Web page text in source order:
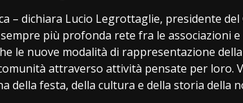
– dichiara Lucio Legrottaglie, presidente
più profonda rete fra le associazioni e
le nuove modalità di rappresentazione
attraverso attività pensate per loro.
della festa, della cultura e della storia della